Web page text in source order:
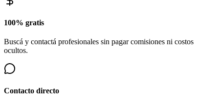
100% gratis
Buscá y contactá profesionales sin pagar comisiones ni costos
ocultos.
Contacto directo